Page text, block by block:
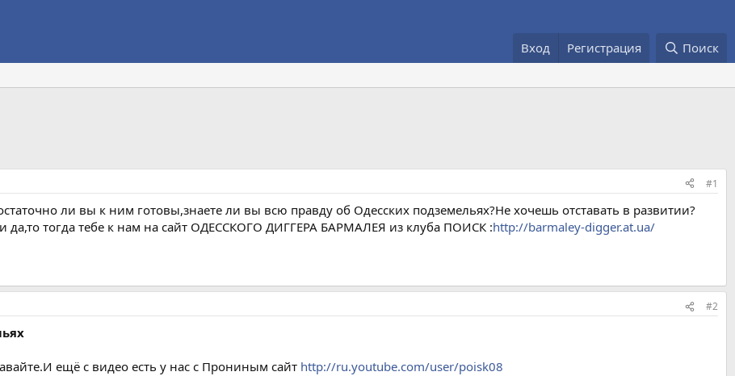
Вход Регистрация Поиск
#1
ли вы к ним готовы,знаете ли вы всю правду об Одесских подземельях?Не хочешь отставать в развитии?
да,то тогда тебе к нам на сайт ОДЕССКОГО ДИГГЕРА БАРМАЛЕЯ из клуба ПОИСК :http://barmaley-digger.at.ua/
#2
ещё с видео есть у нас с Прониным сайт http://ru.youtube.com/user/poisk08